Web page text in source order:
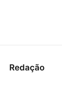
Redação